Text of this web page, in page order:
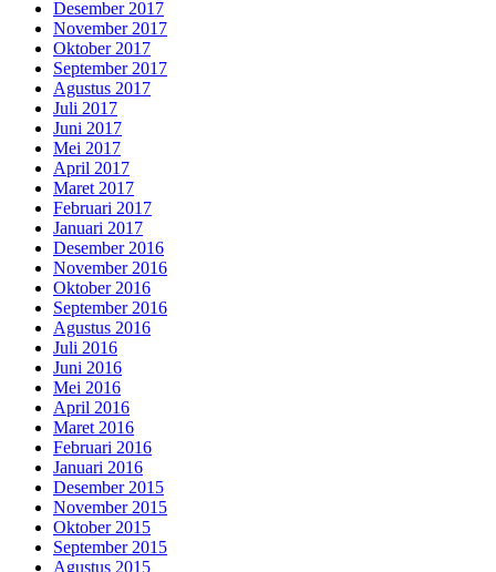
Desember 2017
November 2017
Oktober 2017
September 2017
Agustus 2017
Juli 2017
Juni 2017
Mei 2017
April 2017
Maret 2017
Februari 2017
Januari 2017
Desember 2016
November 2016
Oktober 2016
September 2016
Agustus 2016
Juli 2016
Juni 2016
Mei 2016
April 2016
Maret 2016
Februari 2016
Januari 2016
Desember 2015
November 2015
Oktober 2015
September 2015
Agustus 2015